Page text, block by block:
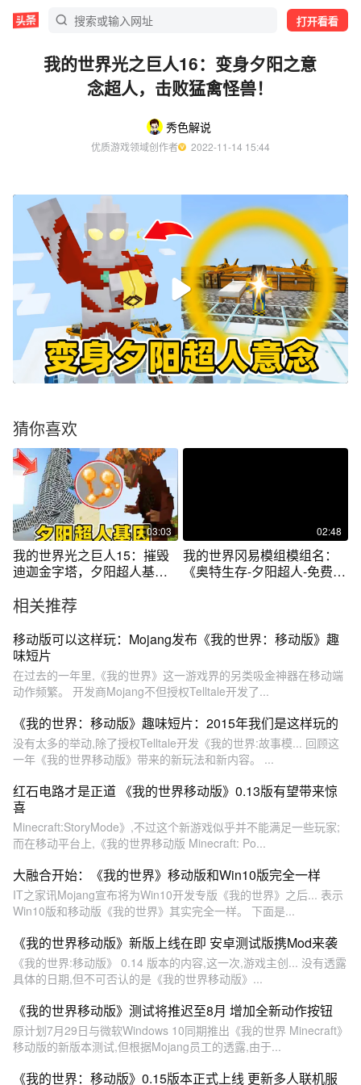
打开看看
我的世界光之巨人16：变身夕阳之意
念超人，击败猛禽怪兽！
秀色解说
优质游戏领域创作者
  2022-11-14 15:44
猜你喜欢
03:03
我的世界光之巨人15：摧毁
迪迦金字塔，夕阳超人基
02:48
我的世界冈易模组模组名：
《奥特生存-夕阳超人-免费
相关推荐
移动版可以这样玩：Mojang发布《我的世界：移动版》趣
味短片
在过去的一年里,《我的世界》这一游戏界的另类吸金神器在移动端
动作频繁。 开发商Mojang不但授权Telltale开发了...
《我的世界：移动版》趣味短片：2015年我们是这样玩的
没有太多的举动,除了授权Telltale开发《我的世界:故事模... 回顾这
一年《我的世界移动版》带来的新玩法和新内容。 ...
红石电路才是正道 《我的世界移动版》0.13版有望带来惊
喜
Minecraft:StoryMode》,不过这个新游戏似乎并不能满足一些玩家;
而在移动平台上,《我的世界移动版 Minecraft: Po...
大融合开始：《我的世界》移动版和Win10版完全一样
IT之家讯Mojang宣布将为Win10开发专版《我的世界》之后... 表示
Win10版和移动版《我的世界》其实完全一样。 下面是...
《我的世界移动版》新版上线在即 安卓测试版携Mod来袭
《我的世界:移动版》 0.14 版本的内容,这一次,游戏主创... 没有透露
具体的日期,但不可否认的是《我的世界移动版》...
《我的世界移动版》测试将推迟至8月 增加全新动作按钮
原计划7月29日与微软Windows 10同期推出《我的世界 Minecraft》
移动版的新版本测试,但根据Mojang员工的透露,由于...
《我的世界：移动版》0.15版本正式上线 更新多人联机服